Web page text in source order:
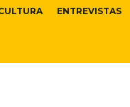
ENTREVISTAS